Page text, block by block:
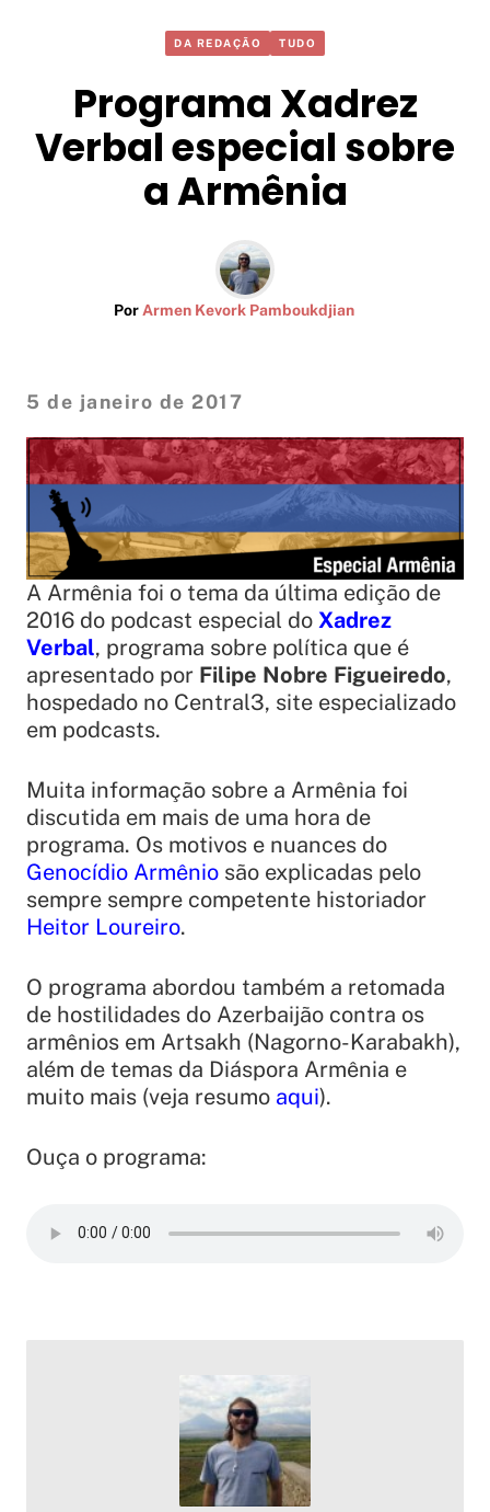
DA REDAÇÃO TUDO
Programa Xadrez
Verbal especial sobre
a Armênia
Por Armen Kevork Pamboukdjian
5 de janeiro de 2017
A Armênia foi o tema da última edição de
2016 do podcast especial do Xadrez
Verbal, programa sobre política que é
apresentado por Filipe Nobre Figueiredo,
hospedado no Central3, site especializado
em podcasts.
Muita informação sobre a Armênia foi
discutida em mais de uma hora de
programa. Os motivos e nuances do
Genocídio Armênio são explicadas pelo
sempre sempre competente historiador
Heitor Loureiro.
O programa abordou também a retomada
de hostilidades do Azerbaijão contra os
armênios em Artsakh (Nagorno-Karabakh),
além de temas da Diáspora Armênia e
muito mais (veja resumo aqui).
Ouça o programa: